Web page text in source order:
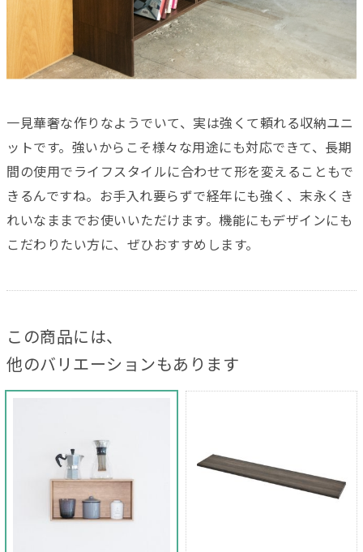
一見華奢な作りなようでいて、実は強くて頼れる収納ユニ
ットです。強いからこそ様々な用途にも対応できて、長期
間の使用でライフスタイルに合わせて形を変えることもで
きるんですね。お手入れ要らずで経年にも強く、末永くき
れいなままでお使いいただけます。機能にもデザインにも
こだわりたい方に、ぜひおすすめします。
この商品には、
他のバリエーションもあります